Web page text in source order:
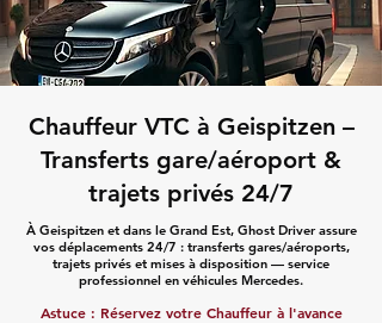
Chauffeur VTC à Geispitzen –
Transferts gare/aéroport &
trajets privés 24/7
À Geispitzen et dans le Grand Est, Ghost Driver assure
vos déplacements 24/7 : transferts gares/aéroports,
trajets privés et mises à disposition — service
professionnel en véhicules Mercedes.
Astuce : Réservez votre Chauffeur à l'avance